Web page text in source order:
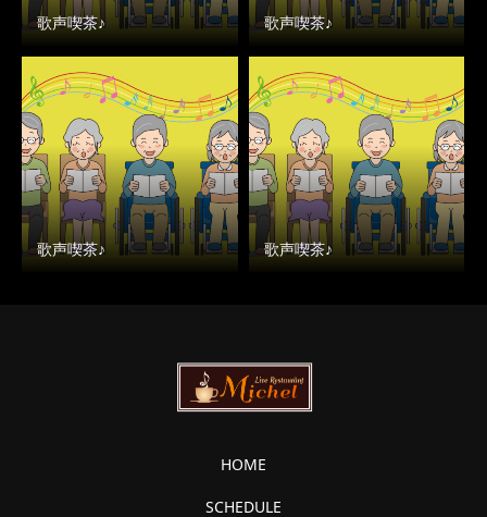
歌声喫茶♪ 歌声喫茶♪
歌声喫茶♪ 歌声喫茶♪
HOME
SCHEDULE